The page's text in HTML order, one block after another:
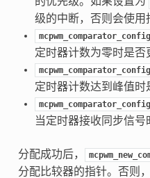
级的中断，否则会使用
定时器计数为零时是否
定时器计数达到峰值时
当定时器接收同步信号
分配成功后，
分配比较器的指针。否则